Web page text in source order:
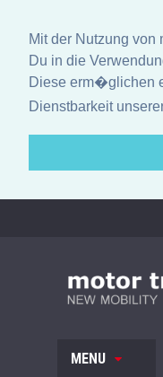
Mit der Nutzung von
Du in die
Diese erm�glichen
Dienstbarkeit
MENU